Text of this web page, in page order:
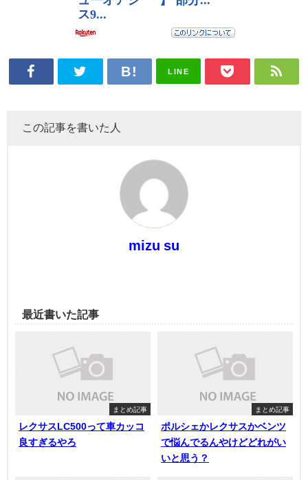
LINE
この記事を書いた人
mizu su
最近書いた記事
まとめ記事
レクサスLC500って車カッコ
良すぎるやろ
まとめ記事
ポルシェかレクサスかベンツ
で悩んでるんやけどどれがい
いと思う？